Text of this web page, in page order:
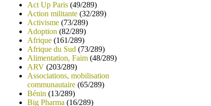
Act Up Paris (49/289)
Action militante (32/289)
Activisme (73/289)
Adoption (82/289)
Afrique (161/289)
Afrique du Sud (73/289)
Alimentation, Faim (48/289)
ARV (203/289)
Associations, mobilisation
communautaire (65/289)
Bénin (13/289)
Big Pharma (16/289)